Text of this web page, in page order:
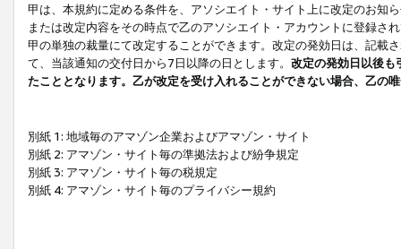
甲は、本規約に定める条件を、アソシエイト・サイト上に改定のお知
または改定内容をその時点で乙のアソシエイト・アカウントに登録さ
甲の単独の裁量にて改定することができます。改定の発効日は、記載
て、当該通知の交付日から7日以降の日とします。 改定の発効日以後も
たこととなります。乙が改定を受け入れることができない場合、乙の
別紙 1: 地域毎のアマゾン企業およびアマゾン・サイト
別紙 2: アマゾン・サイト毎の準拠法および紛争規定
別紙 3: アマゾン・サイト毎の税規定
別紙 4: アマゾン・サイト毎のプライバシー規約